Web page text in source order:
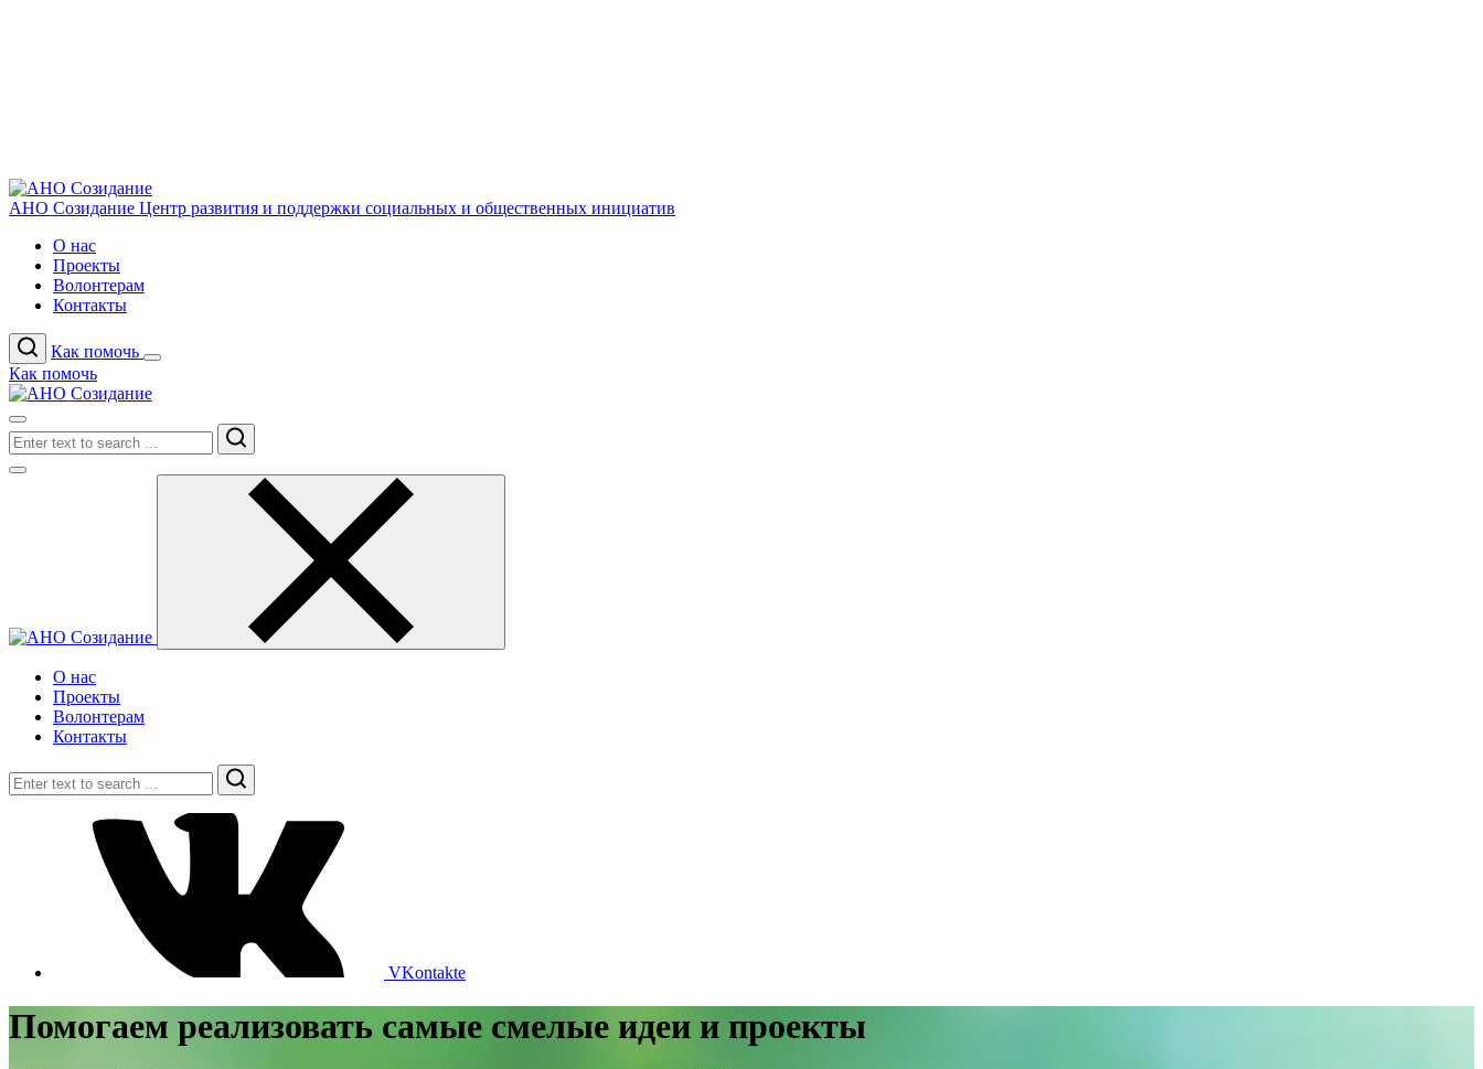
АНО Созидание Центр развития и поддержки социальных и общественных инициатив
О нас
Проекты
Волонтерам
Контакты
Как помочь
Как помочь
Search
О нас
Проекты
Волонтерам
Контакты
Search
VKontakte
Помогаем реализовать самые смелые идеи и проекты